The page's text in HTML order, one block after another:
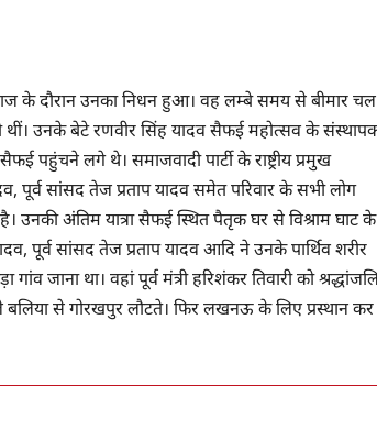
के दौरान उनका निधन हुआ। वह लम्‍बे समय से बीमार चल
थीं। उनके बेटे रणवीर सिंह यादव सैफई महोत्‍सव के
पहुंचने लगे थे। समाजवादी पार्टी के राष्ट्रीय प्रमुख
पूर्व सांसद तेज प्रताप यादव समेत परिवार के सभी लोग
अंतिम यात्रा सैफई स्थित पैतृक घर से विश्राम घाट के
पूर्व सांसद तेज प्रताप यादव आदि ने उनके पार्थिव शरीर
था। वहां पूर्व मंत्री हरिशंकर तिवारी को
से गोरखपुर लौटते। फिर लखनऊ के लिए प्रस्थान कर